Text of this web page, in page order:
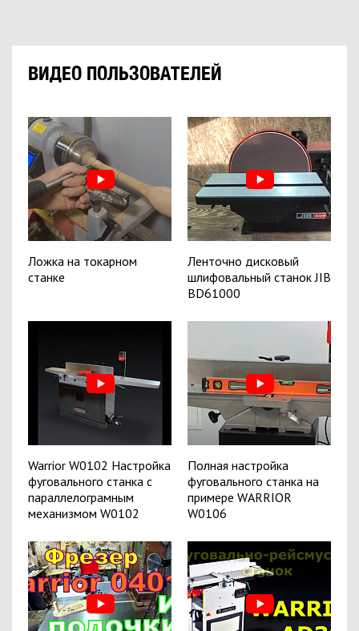
ВИДЕО ПОЛЬЗОВАТЕЛЕЙ
Ложка на токарном
станке
Ленточно дисковый
шлифовальный станок JIB
BD61000
Warrior W0102 Настройка
фуговального станка с
параллелограмным
механизмом W0102
Полная настройка
фуговального станка на
примере WARRIOR
W0106